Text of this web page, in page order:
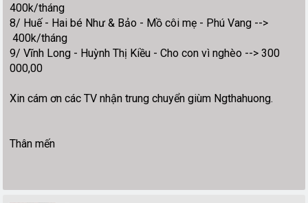
400k/tháng
8/ Huế - Hai bé Như & Bảo - Mồ côi mẹ - Phú Vang -->
400k/tháng
9/ Vĩnh Long - Huỳnh Thị Kiều - Cho con vì nghèo --> 300
000,00
Xin cám ơn các TV nhận trung chuyển giùm Ngthahuong.
Thân mến